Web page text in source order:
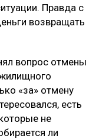
Правда с
возвращать
вопрос отмены
«за» отмену
есть
не
ли